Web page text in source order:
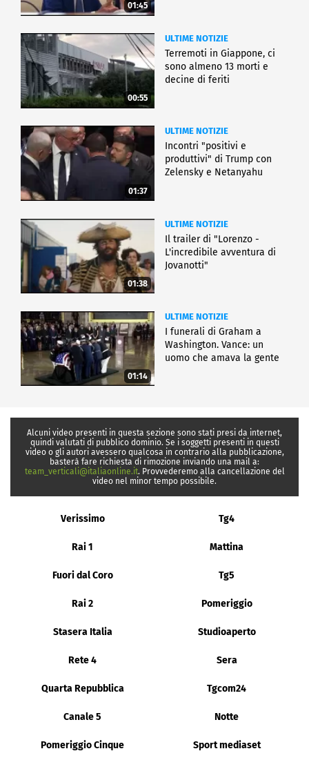
01:45
00:55
ULTIME NOTIZIE
Terremoti in Giappone, ci
sono almeno 13 morti e
decine di feriti
01:37
ULTIME NOTIZIE
Incontri "positivi e
produttivi" di Trump con
Zelensky e Netanyahu
01:38
ULTIME NOTIZIE
Il trailer di "Lorenzo -
L'incredibile avventura di
Jovanotti"
01:14
ULTIME NOTIZIE
I funerali di Graham a
Washington. Vance: un
uomo che amava la gente
Alcuni video presenti in questa sezione sono stati presi da internet,
quindi valutati di pubblico dominio. Se i soggetti presenti in questi
video o gli autori avessero qualcosa in contrario alla pubblicazione,
basterà fare richiesta di rimozione inviando una mail a:
team_verticali@italiaonline.it. Provvederemo alla cancellazione del
video nel minor tempo possibile.
Verissimo Tg4
Rai 1 Mattina
Fuori dal Coro Tg5
Rai 2 Pomeriggio
Stasera Italia Studioaperto
Rete 4 Sera
Quarta Repubblica Tgcom24
Canale 5 Notte
Pomeriggio Cinque Sport mediaset